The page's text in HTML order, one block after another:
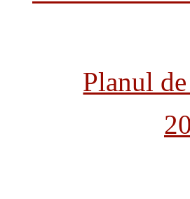
Planul